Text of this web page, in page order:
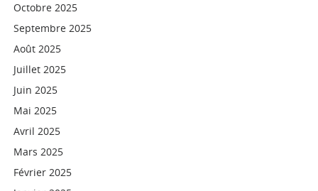
Octobre 2025
Septembre 2025
Août 2025
Juillet 2025
Juin 2025
Mai 2025
Avril 2025
Mars 2025
Février 2025